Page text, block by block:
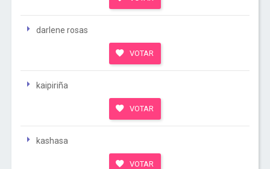
darlene rosas
VOTAR
kaipiriña
VOTAR
kashasa
VOTAR